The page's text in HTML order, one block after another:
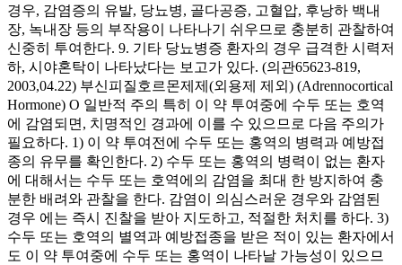
경우, 감염증의 유발, 당뇨병, 골다공증, 고혈압, 후낭하 백내
장, 녹내장 등의 부작용이 나타나기 쉬우므로 충분히 관찰하여
신중히 투여한다. 9. 기타 당뇨병증 환자의 경우 급격한 시력저
하, 시야혼탁이 나타났다는 보고가 있다. (의관65623-819,
2003,04.22) 부신피질호르몬제제(외용제 제외) (Adrennocortical
Hormone) O 일반적 주의 특히 이 약 투여중에 수두 또는 호역
에 감염되면, 치명적인 경과에 이를 수 있으므로 다음 주의가
필요하다. 1) 이 약 투여전에 수두 또는 홍역의 병력과 예방접
종의 유무를 확인한다. 2) 수두 또는 홍역의 병력이 없는 환자
에 대해서는 수두 또는 호역에의 감염을 최대 한 방지하여 충
분한 배려와 관찰을 한다. 감염이 의심스러운 경우와 감염된
경우 에는 즉시 진찰을 받아 지도하고, 적절한 처치를 하다. 3)
수두 또는 호역의 별역과 예방접종을 받은 적이 있는 환자에서
도 이 약 투여중에 수두 또는 홍역이 나타날 가능성이 있으므